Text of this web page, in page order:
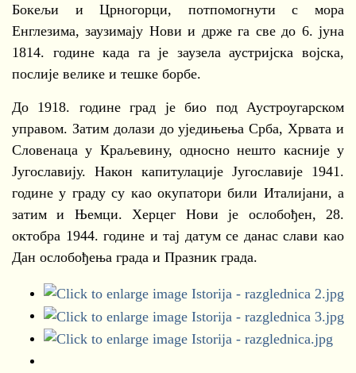
Бокељи и Црногорци, потпомогнути с мора
Енглезима, заузимају Нови и држе га све до 6. јуна
1814. године када га је заузела аустријска војска,
послије велике и тешке борбе.
До 1918. године град је био под Аустроугарском
управом. Затим долази до уједињења Срба, Хрвата и
Словенаца у Краљевину, односно нешто касније у
Југославију. Након капитулације Југославије 1941.
године у граду су као окупатори били Италијани, а
затим и Њемци. Херцег Нови је ослобођен, 28.
октобра 1944. године и тај датум се данас слави као
Дан ослобођења града и Празник града.